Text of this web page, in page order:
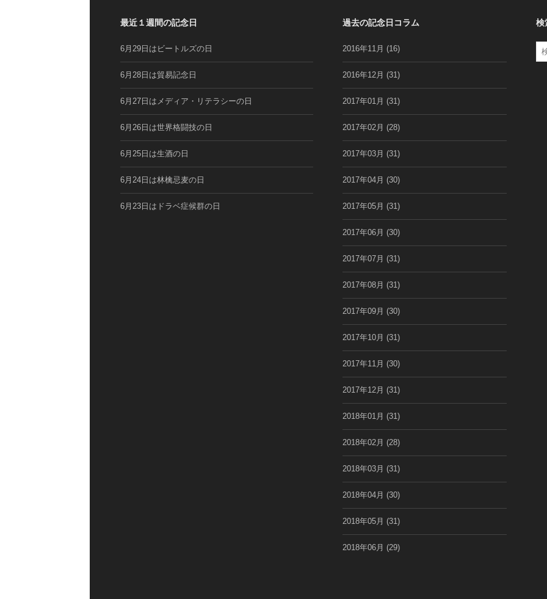
最近１週間の記念日
6月29日はビートルズの日
6月28日は貿易記念日
6月27日はメディア・リテラシーの日
6月26日は世界格闘技の日
6月25日は生酒の日
6月24日は林檎忌麦の日
6月23日はドラベ症候群の日
過去の記念日コラム
2016年11月 (16)
2016年12月 (31)
2017年01月 (31)
2017年02月 (28)
2017年03月 (31)
2017年04月 (30)
2017年05月 (31)
2017年06月 (30)
2017年07月 (31)
2017年08月 (31)
2017年09月 (30)
2017年10月 (31)
2017年11月 (30)
2017年12月 (31)
2018年01月 (31)
2018年02月 (28)
2018年03月 (31)
2018年04月 (30)
2018年05月 (31)
2018年06月 (29)
検
検
索